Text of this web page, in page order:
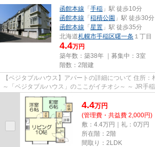
函館本線 「 手稲 」駅 徒歩10分
函館本線 「 稲積公園 」駅 徒歩30分
函館本線 「 星置 」駅 徒歩35分
北海道札幌市手稲区曙一条 １丁目
4.4万円
築年数：築38年 ｜募集中： 3室
階数：2階建
【ベジタブルハウス】アパートの詳細について 住所：札幌市手稲区曙1条1丁目
～「ベジタブルハウス」のここがイチオシ～ ～ JR手稲駅北口から徒歩10分（約
800ｍ）の文京エリアに立...
4.4万円
(管理費・共益費 2,000円)
敷：4.4万円｜礼：0万円
所在階：2階
間取り：2LDK